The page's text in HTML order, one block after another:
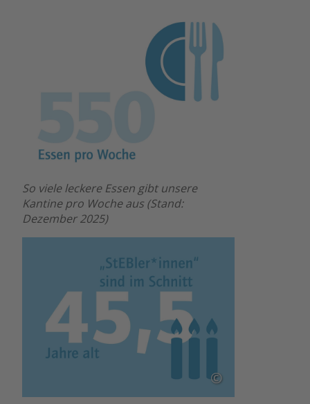
So viele leckere Essen gibt unsere
Kantine pro Woche aus (Stand:
Dezember 2025)
©